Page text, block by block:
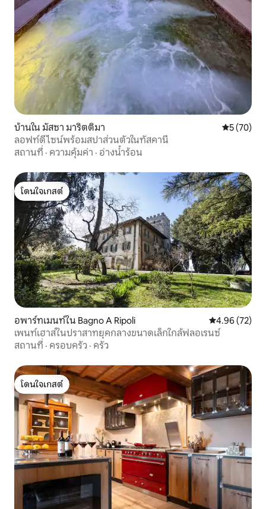
บ้านใน มัสซา มาริตติมา คะแนนเฉลี่
5 (70)
ลอฟท์ดีไซน์พร้อมสปาส่วนตัวในทัสคานี
สถานที่ · ความคุ้มค่า · อ่างน้ำร้อน
โดนใจเกสต์
โดนใจเกสต์
อพาร์ทเมนท์ใน Bagno A Ripoli คะแนนเฉลี่ย
4.96 (72)
เพนท์เฮาส์ในปราสาทยุคกลางขนาดเล็กใกล้ฟลอเรนซ์
สถานที่ · ครอบครัว · ครัว
โดนใจเกสต์
โดนใจเกสต์